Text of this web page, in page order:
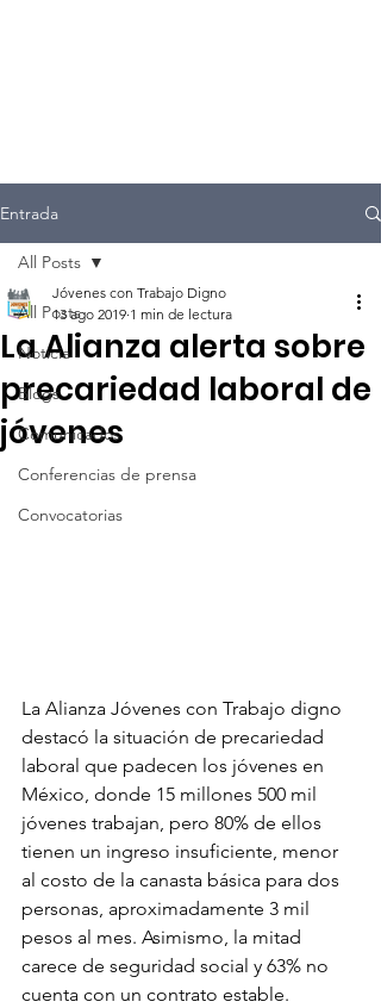
Entrada
All Posts
Noticia
Blogs
Comunicados
Conferencias de prensa
Convocatorias
All Posts
La Alianza alerta sobre
precariedad laboral de
jóvenes
Jóvenes con Trabajo Digno
13 ago 2019 1 min de lectura
La Alianza Jóvenes con Trabajo digno
destacó la situación de precariedad
laboral que padecen los jóvenes en
México, donde 15 millones 500 mil
jóvenes trabajan, pero 80% de ellos
tienen un ingreso insuficiente, menor
al costo de la canasta básica para dos
personas, aproximadamente 3 mil
pesos al mes. Asimismo, la mitad
carece de seguridad social y 63% no
cuenta con un contrato estable.